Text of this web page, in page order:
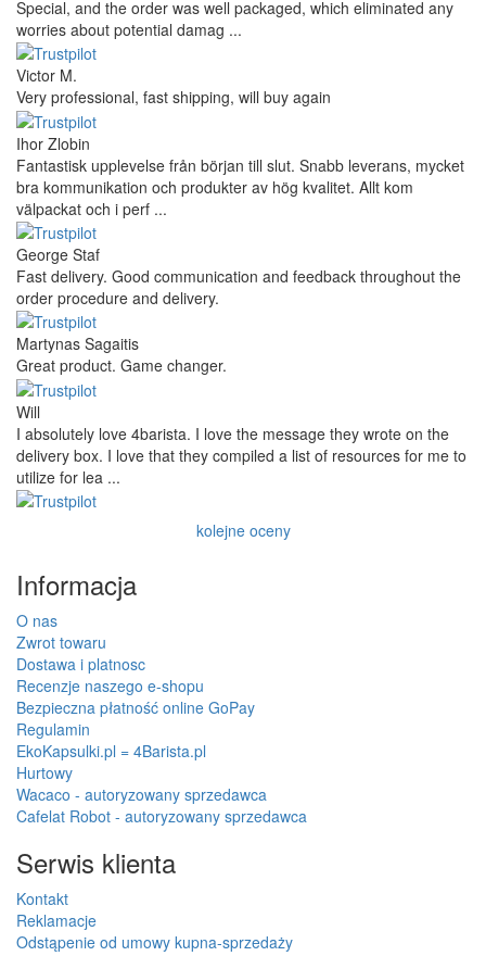
Special, and the order was well packaged, which eliminated any
worries about potential damag ...
Victor M.
Very professional, fast shipping, will buy again
Ihor Zlobin
Fantastisk upplevelse från början till slut. Snabb leverans, mycket
bra kommunikation och produkter av hög kvalitet. Allt kom
välpackat och i perf ...
George Staf
Fast delivery. Good communication and feedback throughout the
order procedure and delivery.
Martynas Sagaitis
Great product. Game changer.
Will
I absolutely love 4barista. I love the message they wrote on the
delivery box. I love that they compiled a list of resources for me to
utilize for lea ...
kolejne oceny
Informacja
O nas
Zwrot towaru
Dostawa i platnosc
Recenzje naszego e-shopu
Bezpieczna płatność online GoPay
Regulamin
EkoKapsulki.pl = 4Barista.pl
Hurtowy
Wacaco - autoryzowany sprzedawca
Cafelat Robot - autoryzowany sprzedawca
Serwis klienta
Kontakt
Reklamacje
Odstąpenie od umowy kupna-sprzedaży